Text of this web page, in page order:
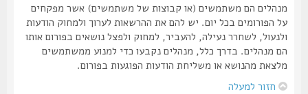
מנהלים הם משתמשים (או קבוצות של משתמשים) אשר מפקחים
על הפורומים בכל יום. יש להם את ההרשאות לערוך ולמחוק הודעות
ולנעול, לשחרר נעילה, להעביר, למחוק ולפצל נושאים בפורום אותו
הם מנהלים. בדרך כלל, מנהלים נקבעו כדי למנוע ממשתמשים
מלצאת מהנושא או משליחת הודעות הפוגעות בפורום.
חזור למעלה